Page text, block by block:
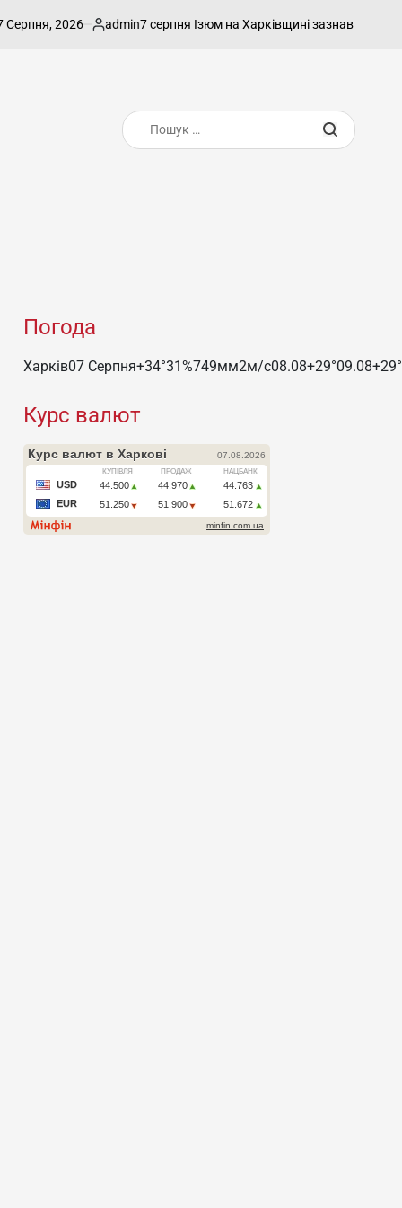
2026
Опубліковано
admin7 серпня Ізюм на Харківщині зазнав удару — є
Пошук:
Погода
Харків07 Серпня+34°31%749мм2м/c08.08+29°09.08+29°
Курс валют